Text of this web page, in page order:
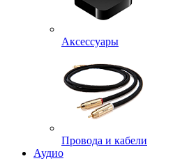
Аксессуары
Провода и кабели
Аудио